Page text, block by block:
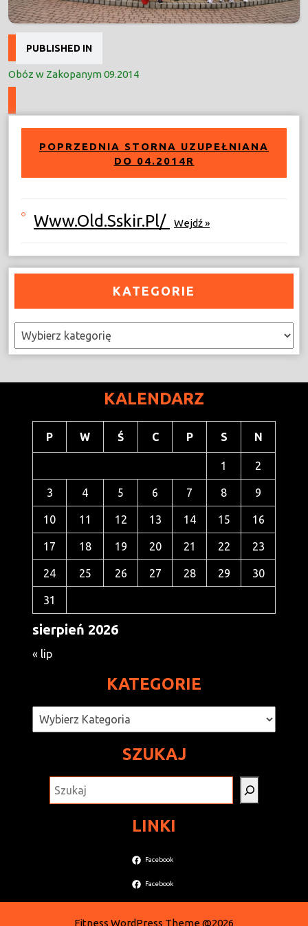
Nawigacja
wpisu
PUBLISHED IN
Obóz w Zakopanym 09.2014
POPRZEDNIA STORNA UZUPEŁNIANA
DO 04.2014R
Www.old.sskir.pl/ Wejdź »
KATEGORIE
Kategorie
KALENDARZ
sierpień 2026
P W Ś C P S N
1 2
3 4 5 6 7 8 9
10 11 12 13 14 15 16
17 18 19 20 21 22 23
24 25 26 27 28 29 30
31
« lip
KATEGORIE
Kategorie
SZUKAJ
LINKI
Facebook
Facebook
Fitness WordPress Theme@2026